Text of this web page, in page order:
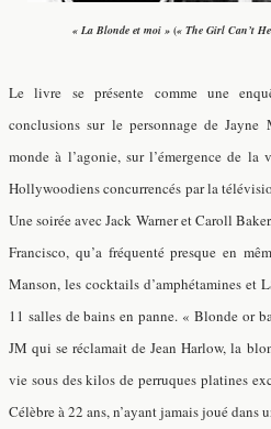
« La Blonde et moi » (« The Girl Can’t
Le livre se présente comme une
conclusions sur le personnage de Jayne
monde à l’agonie, sur l’émergence de
Hollywoodiens concurrencés par la
Une soirée avec Jack Warner et Caroll
Francisco, qu’a fréquenté presque en
Manson, les cocktails d’amphétamines et
11 salles de bains en panne. « Blonde or
JM qui se réclamait de Jean Harlow, la
vie sous des kilos de perruques platines
Célèbre à 22 ans, n’ayant jamais joué